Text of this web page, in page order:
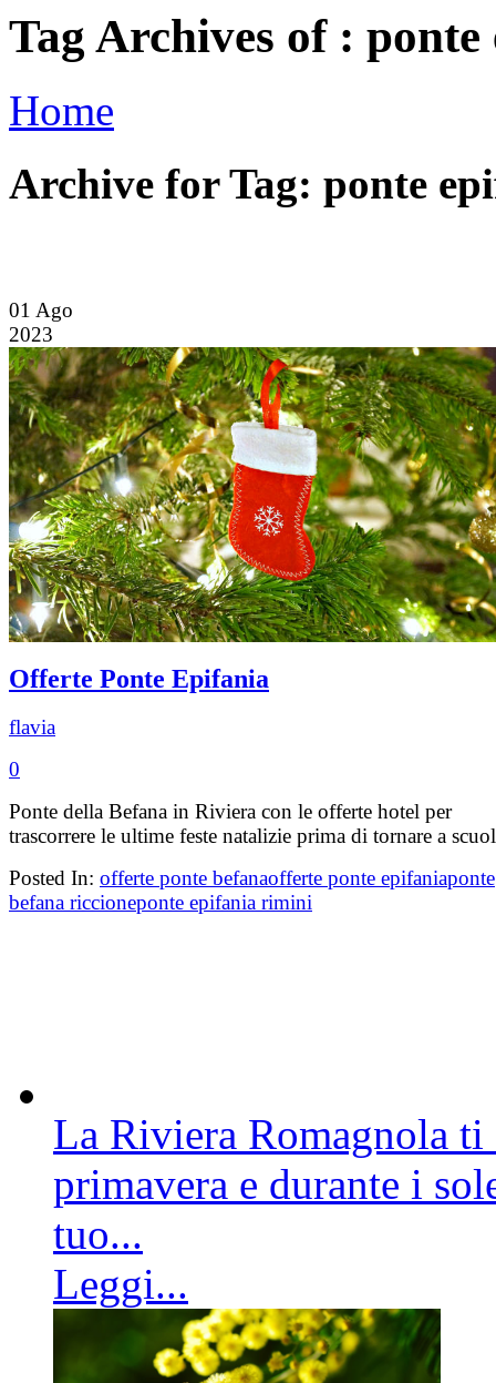
Tag Archives of :
Home
Archive for Tag: ponte
01 Ago
2023
Offerte Ponte Epifania
flavia
0
Ponte della Befana in Riviera con le offerte hotel per
trascorrere le ultime feste natalizie prima di tornare a
Posted In: offerte ponte befanaofferte ponte epifaniaponte
befana riccioneponte epifania rimini
La Riviera Romagnola
primavera e durante i
tuo...
Leggi...